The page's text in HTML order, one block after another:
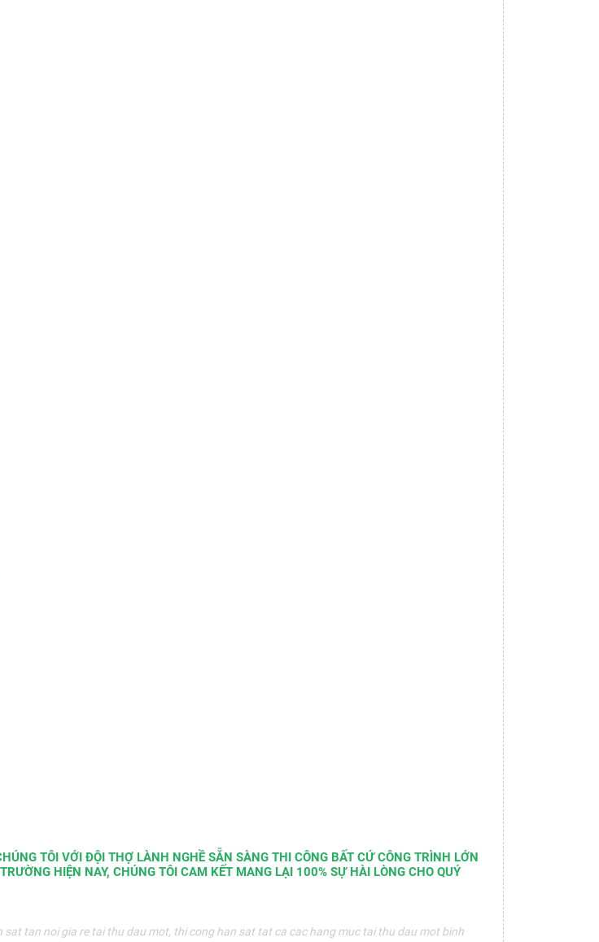
TÔI VỚI ĐỘI THỢ LÀNH NGHỀ SẴN SÀNG THI CÔNG BẤT CỨ CÔNG TRÌNH LỚN
HIỆN NAY, CHÚNG TÔI CAM KẾT MANG LẠI 100% SỰ HÀI LÒNG CHO QUÝ
tan noi gia re tai thu dau mot, thi cong han sat tat ca cac hang muc tai thu dau mot binh